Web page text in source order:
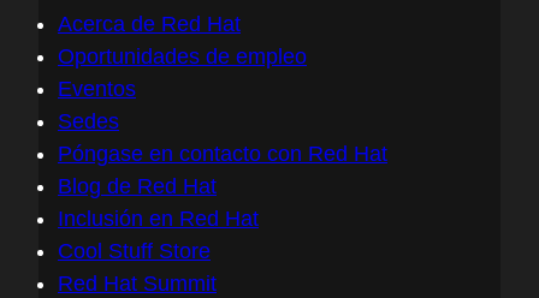
Acerca de Red Hat
Oportunidades de empleo
Eventos
Sedes
Póngase en contacto con Red Hat
Blog de Red Hat
Inclusión en Red Hat
Cool Stuff Store
Red Hat Summit